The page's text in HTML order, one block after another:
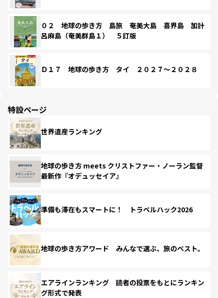
０２ 地球の歩き方 島旅 奄美大島 喜界島 加計
呂麻島（奄美群島１） ５訂版
Ｄ１７ 地球の歩き方 タイ ２０２７～２０２８
特設ページ
世界遺産ランキング
地球の歩き方 meets クリストファー・ノーラン監督
最新作『オデュッセイア』
準備も滞在もスマートに！ トラベルハック2026
地球の歩き方アワード みんなで選ぶ、旅のベスト。
エアラインランキング 読者の投票をもとにランキン
グ形式で発表